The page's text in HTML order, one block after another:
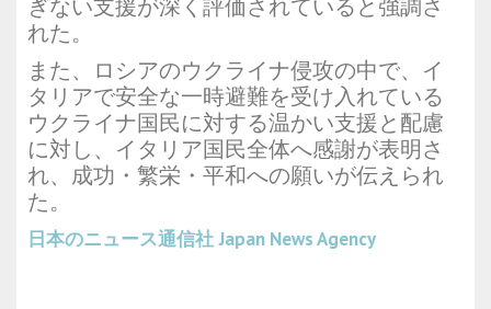
ぎない支援が深く評価されていると強調さ
れた。
また、ロシアのウクライナ侵攻の中で、イ
タリアで安全な一時避難を受け入れている
ウクライナ国民に対する温かい支援と配慮
に対し、イタリア国民全体へ感謝が表明さ
れ、成功・繁栄・平和への願いが伝えられ
た。
日本のニュース通信社 Japan News Agency